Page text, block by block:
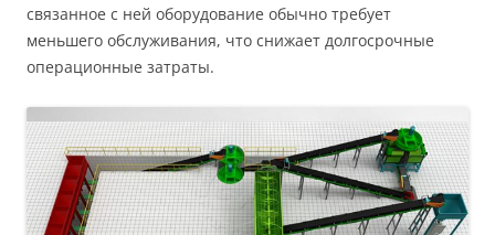
связанное с ней оборудование обычно требует
меньшего обслуживания, что снижает долгосрочные
операционные затраты.